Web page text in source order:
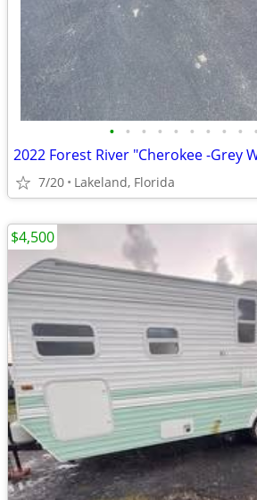
• • • • • • • • • •
2022 Forest River "Cherokee -Grey
7/20 Lakeland, Florida
$4,500